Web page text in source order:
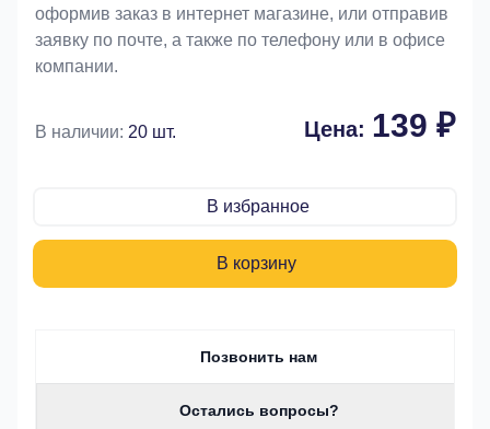
оформив заказ в интернет магазине, или отправив
заявку по почте, а также по телефону или в офисе
компании.
В наличии: 20 шт. Цена: 139 ₽
В избранное
В корзину
Позвонить нам
Остались вопросы?